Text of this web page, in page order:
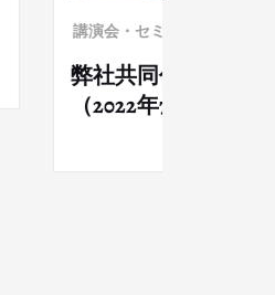
カビジネスセミナー